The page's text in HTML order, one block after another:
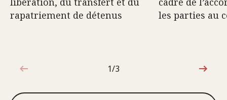
rapatriement de détenus
les parties au
1sur3
1/3